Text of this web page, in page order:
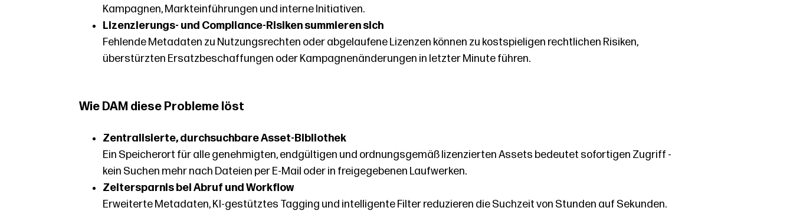
Kampagnen, Markteinführungen und interne Initiativen.
Lizenzierungs- und Compliance-Risiken summieren sich
Fehlende Metadaten zu Nutzungsrechten oder abgelaufene Lizenzen können zu kostspieligen rechtlichen Risiken,
überstürzten Ersatzbeschaffungen oder Kampagnenänderungen in letzter Minute führen.
Wie DAM diese Probleme löst
Zentralisierte, durchsuchbare Asset-Bibliothek
Ein Speicherort für alle genehmigten, endgültigen und ordnungsgemäß lizenzierten Assets bedeutet sofortigen Zugriff -
kein Suchen mehr nach Dateien per E-Mail oder in freigegebenen Laufwerken.
Zeitersparnis bei Abruf und Workflow
Erweiterte Metadaten, KI-gestütztes Tagging und intelligente Filter reduzieren die Suchzeit von Stunden auf Sekunden.